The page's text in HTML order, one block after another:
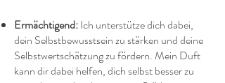
Ermächtigend:Ich unterstütze dich dabei,
dein Selbstbewusstsein zu stärken und deine
Selbstwertschätzung zu fördern. Mein Duft
kann dir dabei helfen, dich selbst besser zu